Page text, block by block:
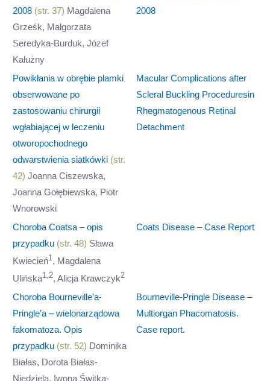
2008 (str. 37) Magdalena
Grześk, Małgorzata
Seredyka-Burduk, Józef
Kałużny
2008
Powikłania w obrębie plamki
obserwowane po
zastosowaniu chirurgii
wgłabiającej w leczeniu
otworopochodnego
odwarstwienia siatkówki (str.
42) Joanna Ciszewska,
Joanna Gołębiewska, Piotr
Wnorowski
Macular Complications after
Scleral Buckling Proceduresin
Rhegmatogenous Retinal
Detachment
Choroba Coatsa – opis
przypadku (str. 48) Sława
Kwiecień1 , Magdalena
Ulińska1,2, Alicja Krawczyk2
Coats Disease – Case Report
Choroba Bourneville’a-
Pringle’a – wielonarządowa
fakomatoza. Opis
przypadku (str. 52) Dominika
Białas, Dorota Białas-
Niedziela, Iwona Świtka-
Bourneville-Pringle Disease –
Multiorgan Phacomatosis.
Case report.